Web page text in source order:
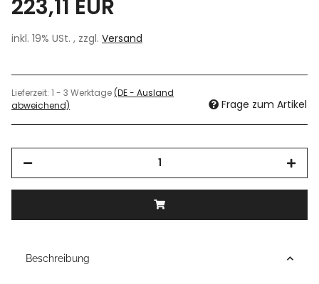
223,11 EUR
inkl. 19% USt. , zzgl. Versand
Lieferzeit: 1 - 3 Werktage(DE - Ausland
abweichend)
Frage zum Artikel
Beschreibung